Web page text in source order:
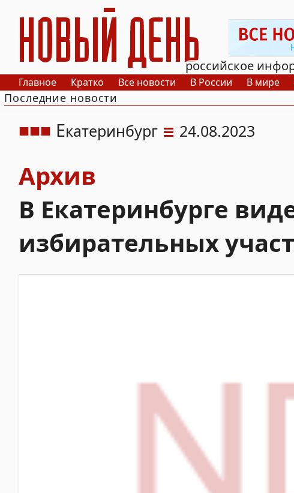
РИА Новый День
российское
Главное Кратко Все новости В России В мире
Последние новости
Екатеринбург 24.08.2023
Архив
В Екатеринбурге
избирательных